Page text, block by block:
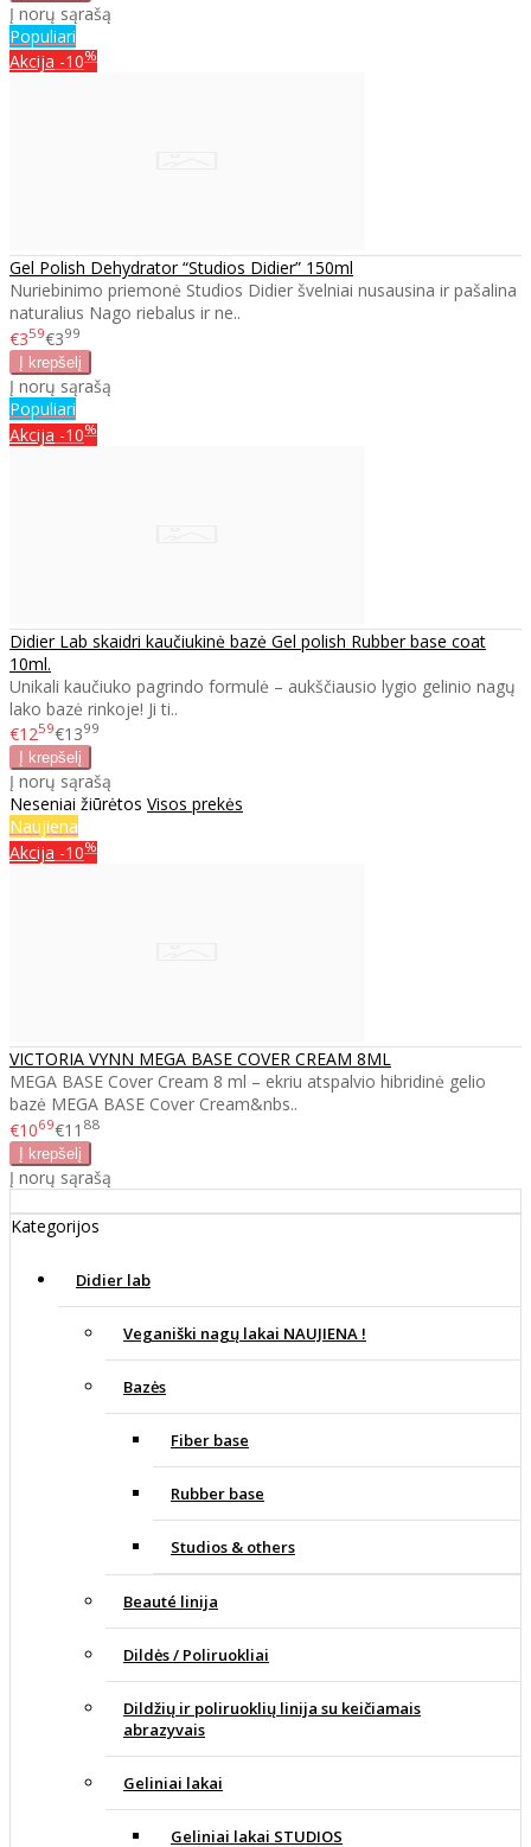
Į norų sąrašą
Populiari
Akcija -10%
Gel Polish Dehydrator “Studios Didier” 150ml
Nuriebinimo priemonė Studios Didier švelniai nusausina ir pašalina
naturalius Nago riebalus ir ne..
€359€399
Į norų sąrašą
Populiari
Akcija -10%
Didier Lab skaidri kaučiukinė bazė Gel polish Rubber base coat
10ml.
Unikali kaučiuko pagrindo formulė – aukščiausio lygio gelinio nagų
lako bazė rinkoje! Ji ti..
€1259€1399
Į norų sąrašą
Neseniai žiūrėtos Visos prekės
Naujiena
Akcija -10%
VICTORIA VYNN MEGA BASE COVER CREAM 8ML
MEGA BASE Cover Cream 8 ml – ekriu atspalvio hibridinė gelio
bazė MEGA BASE Cover Cream&nbs..
€1069€11 88
Į norų sąrašą
Kategorijos
Didier lab
Veganiški nagų lakai NAUJIENA !
Bazės
Fiber base
Rubber base
Studios & others
Beauté linija
Dildės / Poliruokliai
Dildžių ir poliruoklių linija su keičiamais
abrazyvais
Geliniai lakai
Geliniai lakai STUDIOS